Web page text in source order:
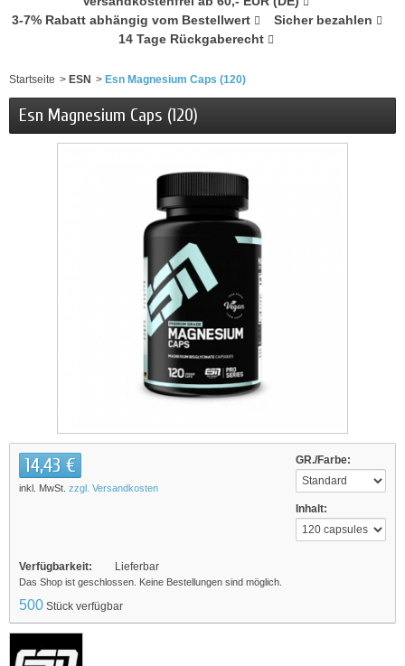
3-7% Rabatt abhängig vom Bestellwert
Sicher bezahlen
14 Tage Rückgaberecht
Startseite > ESN > Esn Magnesium Caps (120)
Esn Magnesium Caps (120)
GR./Farbe:
Inhalt:
14,43 €
inkl. MwSt. zzgl. Versandkosten
Verfügbarkeit: Lieferbar
Das Shop ist geschlossen. Keine Bestellungen sind möglich.
500 Stück verfügbar